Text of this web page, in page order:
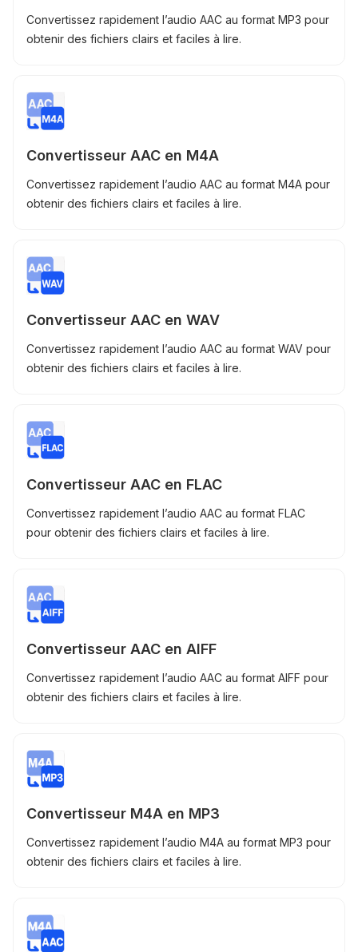
Convertissez rapidement l’audio AAC au format MP3 pour
obtenir des fichiers clairs et faciles à lire.
Convertisseur AAC en M4A
Convertissez rapidement l’audio AAC au format M4A pour
obtenir des fichiers clairs et faciles à lire.
Convertisseur AAC en WAV
Convertissez rapidement l’audio AAC au format WAV pour
obtenir des fichiers clairs et faciles à lire.
Convertisseur AAC en FLAC
Convertissez rapidement l’audio AAC au format FLAC
pour obtenir des fichiers clairs et faciles à lire.
Convertisseur AAC en AIFF
Convertissez rapidement l’audio AAC au format AIFF pour
obtenir des fichiers clairs et faciles à lire.
Convertisseur M4A en MP3
Convertissez rapidement l’audio M4A au format MP3 pour
obtenir des fichiers clairs et faciles à lire.